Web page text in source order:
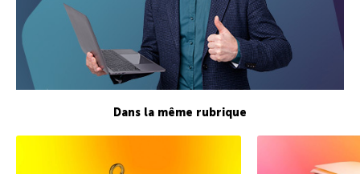
Dans la même rubrique